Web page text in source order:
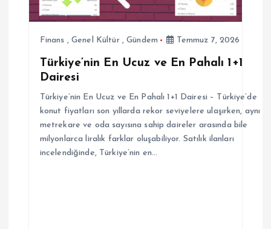
e
Finans ,Genel Kültür,Gündem Temmuz 7, 2026
Türkiye’nin En Ucuz ve En Pahalı 1+1
Dairesi
Türkiye’nin En Ucuz ve En Pahalı 1+1 Dairesi – Türkiye’de
konut fiyatları son yıllarda rekor seviyelere ulaşırken, aynı
metrekare ve oda sayısına sahip daireler arasında bile
milyonlarca liralık farklar oluşabiliyor. Satılık ilanları
incelendiğinde, Türkiye’nin en…